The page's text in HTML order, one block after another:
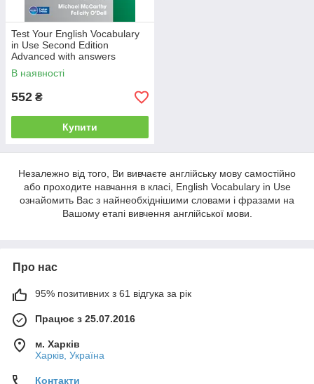
Test Your English Vocabulary
in Use Second Edition
Advanced with answers
В наявності
552 ₴
Купити
Незалежно від того, Ви вивчаєте англійську мову самостійно
або проходите навчання в класі, English Vocabulary in Use
ознайомить Вас з найнеобхіднішими словами і фразами на
Вашому етапі вивчення англійської мови.
Про нас
95% позитивних з 61 відгука за рік
Працює з 25.07.2016
м. Харків
Харків, Україна
Контакти